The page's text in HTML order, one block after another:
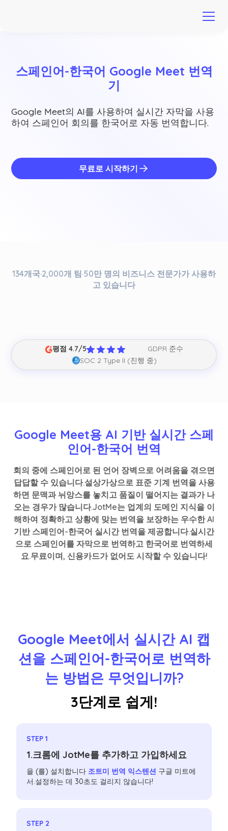
스페인어-한국어 Google Meet 번역
기
Google Meet의 AI를 사용하여 실시간 자막을 사용
하여 스페인어 회의를 한국어로 자동 번역합니다.
무료로 시작하기
134개국·2,000개 팀·50만 명의 비즈니스 전문가가 사용하
고 있습니다
평점 4.7/5
GDPR 준수
SOC 2 Type II (진행 중)
Google Meet용 AI 기반 실시간 스페
인어-한국어 번역
회의 중에 스페인어로 된 언어 장벽으로 어려움을 겪으면
답답할 수 있습니다.설상가상으로 표준 기계 번역을 사용
하면 문맥과 뉘앙스를 놓치고 품질이 떨어지는 결과가 나
오는 경우가 많습니다.JotMe는 업계의 도메인 지식을 이
해하여 정확하고 상황에 맞는 번역을 보장하는 우수한 AI
기반 스페인어-한국어 실시간 번역을 제공합니다.실시간
으로 스페인어를 자막으로 번역하고 한국어로 번역하세
요.무료이며, 신용카드가 없어도 시작할 수 있습니다!
Google Meet에서 실시간 AI 캡
션을 스페인어-한국어로 번역하
는 방법은 무엇입니까?
3단계로 쉽게!
STEP 1
1.크롬에 JotMe를 추가하고 가입하세요
을 (를) 설치합니다 조트미 번역 익스텐션 구글 미트에
서.설정하는 데 30초도 걸리지 않습니다!
STEP 2